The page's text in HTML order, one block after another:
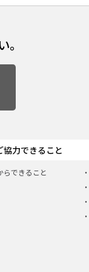
協力できること
らできること